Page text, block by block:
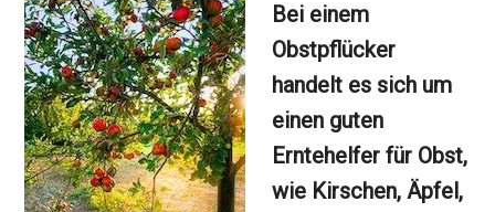
Bei einem
Obstpflücker
handelt es sich um
einen guten
Erntehelfer für Obst,
wie Kirschen, Äpfel,